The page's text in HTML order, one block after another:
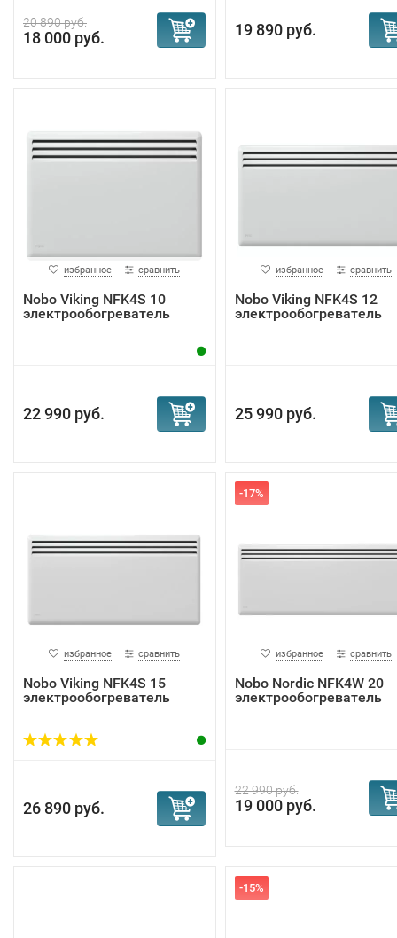
20 890 руб.
18 000 руб. 19 890 руб.
избранное сравнить
Nobo Viking NFK4S 10
электрообогреватель
22 990 руб.
избранное сравнить
Nobo Viking NFK4S 12
электрообогреватель
25 990 руб.
избранное сравнить
Nobo Viking NFK4S 15
электрообогреватель
26 890 руб.
-17%
избранное сравнить
Nobo Nordic NFK4W 20
электрообогреватель
22 990 руб.
19 000 руб.
-15%